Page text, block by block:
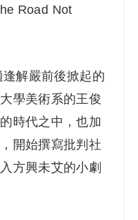
Road Not
解嚴前後掀起的
學美術系的王俊
時代之中，也加
開始撰寫批判社
方興未艾的小劇